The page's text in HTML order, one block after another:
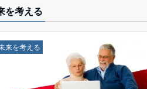
を考える
来を考える